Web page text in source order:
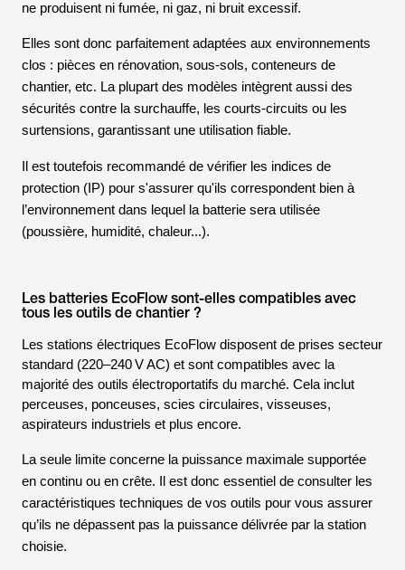
ne produisent ni fumée, ni gaz, ni bruit excessif.
Elles sont donc parfaitement adaptées aux environnements
clos : pièces en rénovation, sous-sols, conteneurs de
chantier, etc. La plupart des modèles intègrent aussi des
sécurités contre la surchauffe, les courts-circuits ou les
surtensions, garantissant une utilisation fiable.
Il est toutefois recommandé de vérifier les indices de
protection (IP) pour s'assurer qu'ils correspondent bien à
l’environnement dans lequel la batterie sera utilisée
(poussière, humidité, chaleur...).
Les batteries EcoFlow sont-elles compatibles avec
tous les outils de chantier ?
Les stations électriques EcoFlow disposent de prises secteur
standard (220–240 V AC) et sont compatibles avec la
majorité des outils électroportatifs du marché. Cela inclut
perceuses, ponceuses, scies circulaires, visseuses,
aspirateurs industriels et plus encore.
La seule limite concerne la puissance maximale supportée
en continu ou en crête. Il est donc essentiel de consulter les
caractéristiques techniques de vos outils pour vous assurer
qu’ils ne dépassent pas la puissance délivrée par la station
choisie.